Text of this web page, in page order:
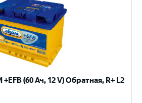
(60 Ач, 12 V) Обратная, R+ L2